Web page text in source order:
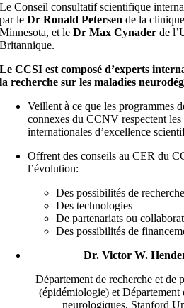
Le Conseil consultatif scientifique
par leDr Ronald Petersen de la
Minnesota, et leDr Max Cynader de
Britannique.
Le CCSI est composé d’experts
la recherche sur les maladies
Veillent à ce que les programmes
connexes du CCNV respectent les
internationales d’excellence
Offrent des conseils au CER du
l’évolution:
Des possibilités de recherche
Des technologies
De partenariats ou
Des possibilités de
Dr. Victor W.
Département de recherche et de
(épidémiologie) et Département
neurologiques, Stanford